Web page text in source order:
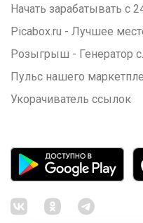
Начать зарабатывать с
Picabox.ru - Лучшее
Розыгрыш - Генератор
Пульс нашего
Укорачиватель ссылок